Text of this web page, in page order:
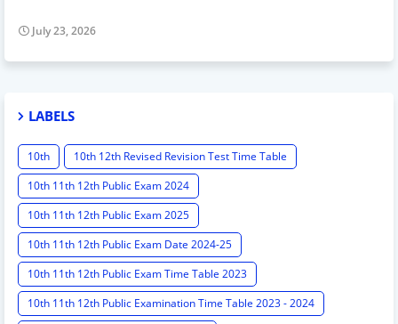
July 23, 2026
LABELS
10th
10th 12th Revised Revision Test Time Table
10th 11th 12th Public Exam 2024
10th 11th 12th Public Exam 2025
10th 11th 12th Public Exam Date 2024-25
10th 11th 12th Public Exam Time Table 2023
10th 11th 12th Public Examination Time Table 2023 - 2024